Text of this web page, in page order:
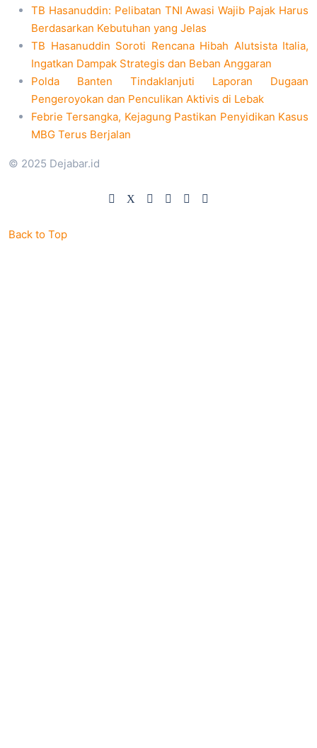
TB Hasanuddin: Pelibatan TNI Awasi Wajib Pajak Harus
Berdasarkan Kebutuhan yang Jelas
TB Hasanuddin Soroti Rencana Hibah Alutsista Italia,
Ingatkan Dampak Strategis dan Beban Anggaran
Polda Banten Tindaklanjuti Laporan Dugaan
Pengeroyokan dan Penculikan Aktivis di Lebak
Febrie Tersangka, Kejagung Pastikan Penyidikan Kasus
MBG Terus Berjalan
© 2025 Dejabar.id
Back to Top